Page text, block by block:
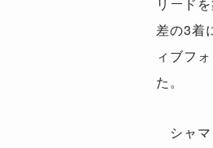
差の3着
ィブフ
た。
シャマ